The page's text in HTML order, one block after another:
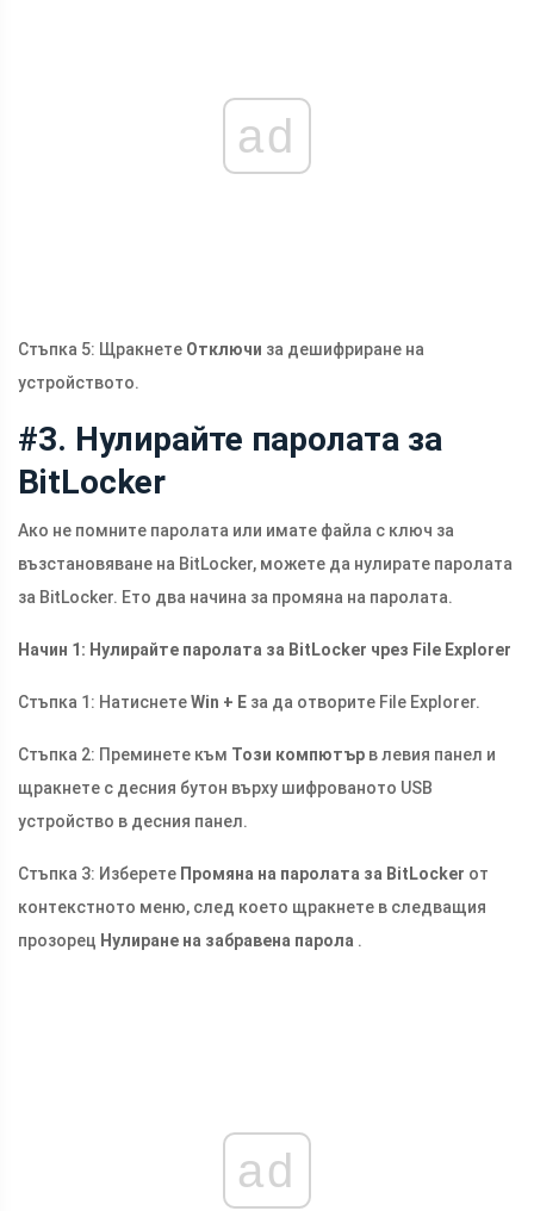
ad
Стъпка 5: Щракнете Отключи за дешифриране на
устройството.
#3. Нулирайте паролата за
BitLocker
Ако не помните паролата или имате файла с ключ за
възстановяване на BitLocker, можете да нулирате паролата
за BitLocker. Ето два начина за промяна на паролата.
Начин 1: Нулирайте паролата за BitLocker чрез File Explorer
Стъпка 1: НатиснетеWin + E за да отворите File Explorer.
Стъпка 2: Преминете към Този компютър в левия панел и
щракнете с десния бутон върху шифрованото USB
устройство в десния панел.
Стъпка 3: Изберете Промяна на паролата за BitLocker от
контекстното меню, след което щракнете в следващия
прозорец Нулиране на забравена парола .
ad